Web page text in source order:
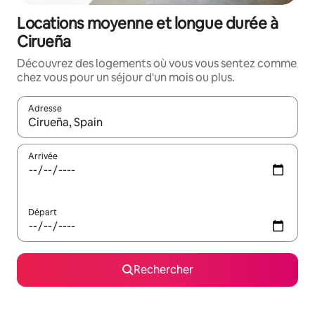
Locations moyenne et longue durée à
Cirueña
Découvrez des logements où vous vous sentez comme
chez vous pour un séjour d'un mois ou plus.
Adresse
Lorsque les résultats s'affichent, utilisez les flèches vers le
Arrivée
Départ
Rechercher